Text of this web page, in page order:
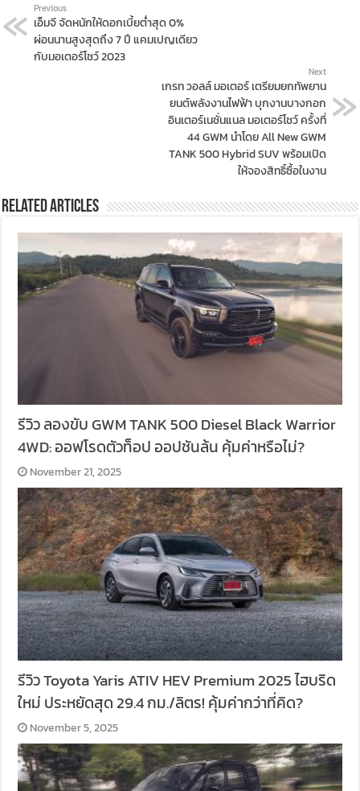
Previous
เอ็มจี จัดหนักให้ดอกเบี้ยต่ำสุด 0%
ผ่อนนานสูงสุดถึง 7 ปี แคมเปญเดียว
กับมอเตอร์โชว์ 2023
Next
เกรท วอลล์ มอเตอร์ เตรียมยกทัพยาน
ยนต์พลังงานไฟฟ้า บุกงานบางกอก
อินเตอร์เนชั่นแนล มอเตอร์โชว์ ครั้งที่
44 GWM นำโดย All New GWM
TANK 500 Hybrid SUV พร้อมเปิด
ให้จองสิทธิ์ซื้อในงาน
Related Articles
รีวิว ลองขับ GWM TANK 500 Diesel Black Warrior
4WD: ออฟโรดตัวท็อป ออปชันล้น คุ้มค่าหรือไม่?
November 21, 2025
รีวิว Toyota Yaris ATIV HEV Premium 2025 ไฮบริด
ใหม่ ประหยัดสุด 29.4 กม./ลิตร! คุ้มค่ากว่าที่คิด?
November 5, 2025